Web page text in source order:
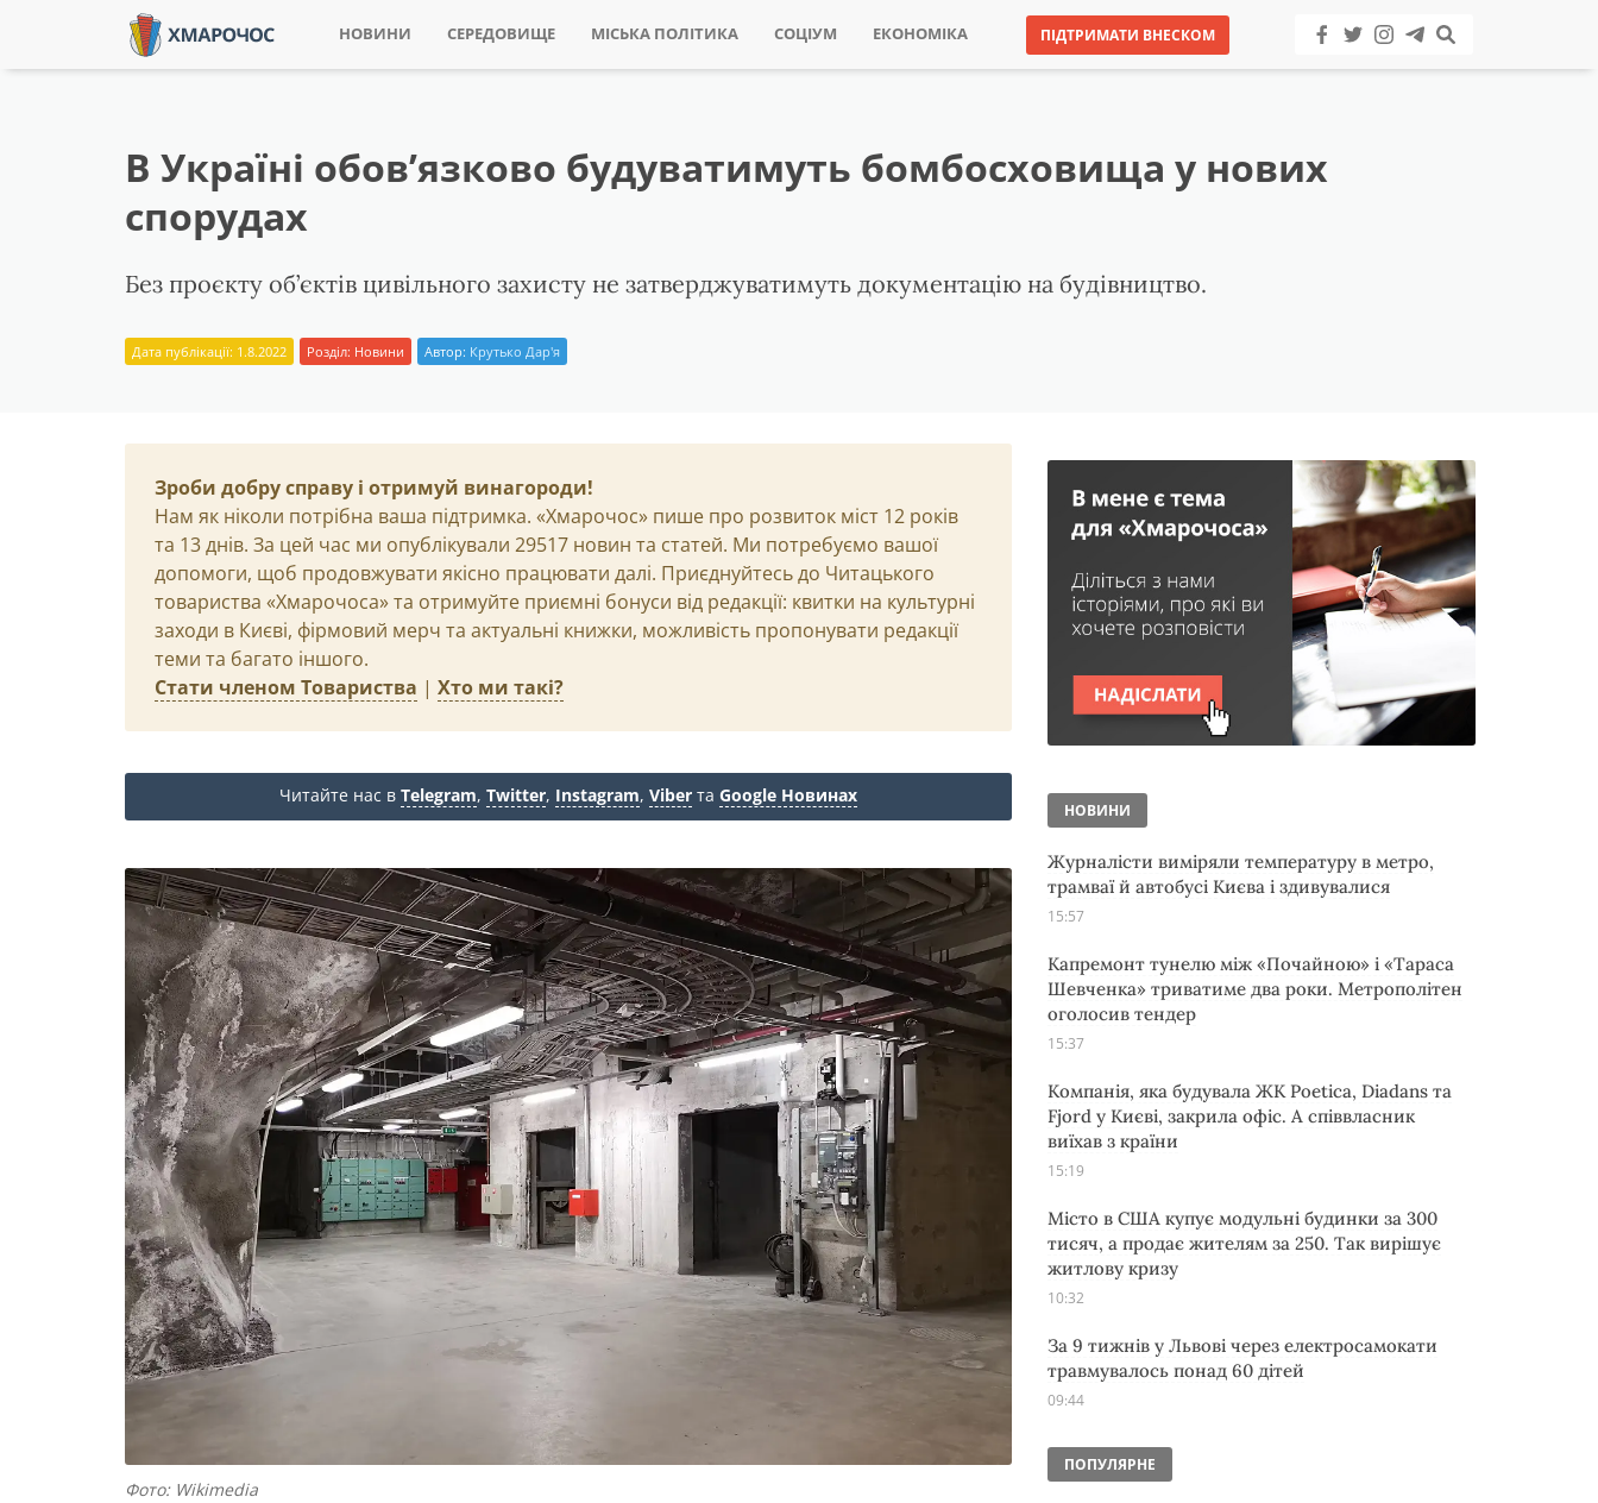
НОВИНИ СЕРЕДОВИЩЕ МІСЬКА ПОЛІТИКА СОЦІУМ ЕКОНОМІКА ПІДТРИМАТИ ВНЕСКОМ
В Україні обов’язково будуватимуть бомбосховища у нових
спорудах
Без проєкту об’єктів цивільного захисту не затверджуватимуть документацію на будівництво.
Дата публікації: 1.8.2022 Розділ: Новини Автор: Крутько Дар'я
Зроби добру справу і отримуй винагороди!
Нам як ніколи потрібна ваша підтримка. «Хмарочос» пише про розвиток міст 12 років
та 13 днів. За цей час ми опублікували 29517 новин та статей. Ми потребуємо вашої
допомоги, щоб продовжувати якісно працювати далі. Приєднуйтесь до Читацького
товариства «Хмарочоса» та отримуйте приємні бонуси від редакції: квитки на культурні
заходи в Києві, фірмовий мерч та актуальні книжки, можливість пропонувати редакції
теми та багато іншого.
Стати членом Товариства | Хто ми такі?
Читайте нас в Telegram, Twitter, Instagram, Viber та Google Новинах
Фото: Wikimedia
НОВИНИ
Журналісти виміряли температуру в метро,
трамваї й автобусі Києва і здивувалися
15:57
Капремонт тунелю між «Почайною» і «Тараса
Шевченка» триватиме два роки. Метрополітен
оголосив тендер
15:37
Компанія, яка будувала ЖК Poetica, Diadans та
Fjord у Києві, закрила офіс. А співвласник
виїхав з країни
15:19
Місто в США купує модульні будинки за 300
тисяч, а продає жителям за 250. Так вирішує
житлову кризу
10:32
За 9 тижнів у Львові через електросамокати
травмувалось понад 60 дітей
09:44
ПОПУЛЯРНЕ